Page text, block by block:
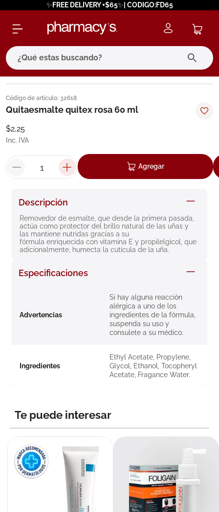
✨FREE DELIVERY +$65✨| CODIGO:FD65
¿Qué estas buscando?
Código de artículo: 32618
Quitaesmalte quitex rosa 60 ml
$2,25
Inc. IVA
Agregar
Descripción
Removedor de esmalte, que desde la primera pasada,
actúa como protector del brillo natural de las uñas y
las mantiene nutridas gracias a su
fórmula enriquecida con vitamina E y propilelgicol, que
adicionalmente, humecta la cutícula de la uña.
Especificaciones
Advertencias
Si hay alguna reacción
alérgica a uno de los
ingredientes de la fórmula,
suspenda su uso y
consulete a su médico.
Ingredientes
Ethyl Acetate, Propylene,
Glycol, Ethanol, Tocopheryl
Acetate, Fragance Water.
Te puede interesar
términos más buscados
1. eucerin
2
3.
5. cerave
8. roche posay
9. nivea